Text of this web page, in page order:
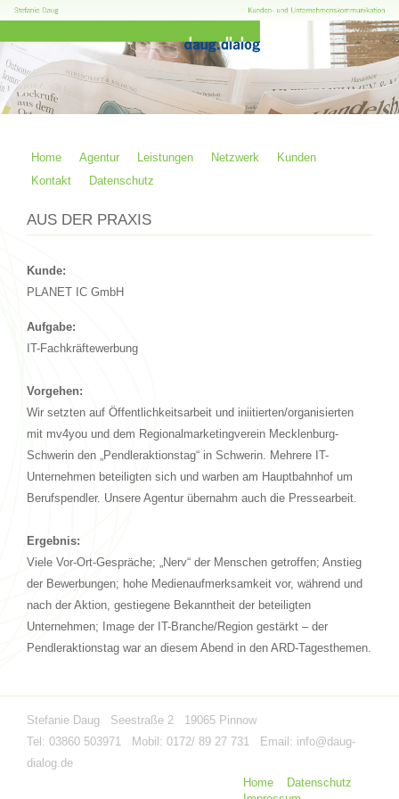
Home Agentur Leistungen Netzwerk
Kunden
Kontakt
Datenschutz
AUS DER PRAXIS
Kunde:
PLANET IC GmbH
Aufgabe:
IT-Fachkräftewerbung
Vorgehen:
Wir setzten auf Öffentlichkeitsarbeit und iniitierten/organisierten
mit mv4you und dem Regionalmarketingverein Mecklenburg-
Schwerin den „Pendleraktionstag“ in Schwerin. Mehrere IT-
Unternehmen beteiligten sich und warben am Hauptbahnhof um
Berufspendler. Unsere Agentur übernahm auch die Pressearbeit.
Ergebnis:
Viele Vor-Ort-Gespräche; „Nerv“ der Menschen getroffen; Anstieg
der Bewerbungen; hohe Medienaufmerksamkeit vor, während und
nach der Aktion, gestiegene Bekanntheit der beteiligten
Unternehmen; Image der IT-Branche/Region gestärkt – der
Pendleraktionstag war an diesem Abend in den ARD-Tagesthemen.
Stefanie Daug Seestraße 2 19065 Pinnow
Tel: 03860 503971 Mobil: 0172/ 89 27 731 Email: info@daug-
dialog.de
Home
Datenschutz